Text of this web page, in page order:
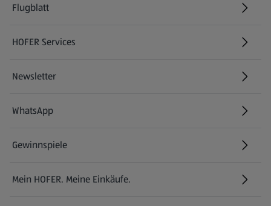
Flugblatt
HOFER Services
Newsletter
WhatsApp
Gewinnspiele
Mein HOFER. Meine Einkäufe.